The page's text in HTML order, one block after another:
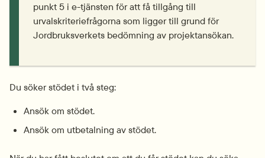
punkt 5 i e-tjänsten för att få tillgång till
urvalskriteriefrågorna som ligger till grund för
Jordbruksverkets bedömning av projektansökan.
Du söker stödet i två steg:
Ansök om stödet.
Ansök om utbetalning av stödet.